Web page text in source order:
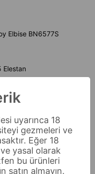
Elbise BN6577S
Elestan
uyarınca 18
gezmeleri ve
Eğer 18
yasal olarak
bu ürünleri
satın almayın.